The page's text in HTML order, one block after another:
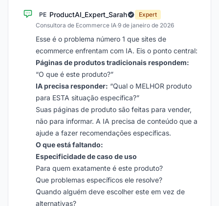
PE ProductAI_Expert_Sarah
Expert
Consultora de Ecommerce IA·9 de janeiro de 2026
Esse é o problema número 1 que sites de
ecommerce enfrentam com IA. Eis o ponto central:
Páginas de produtos tradicionais respondem:
“O que é este produto?”
IA precisa responder: “Qual o MELHOR produto
para ESTA situação específica?”
Suas páginas de produto são feitas para vender,
não para informar. A IA precisa de conteúdo que a
ajude a fazer recomendações específicas.
O que está faltando:
Especificidade de caso de uso
Para quem exatamente é este produto?
Que problemas específicos ele resolve?
Quando alguém deve escolher este em vez de
alternativas?